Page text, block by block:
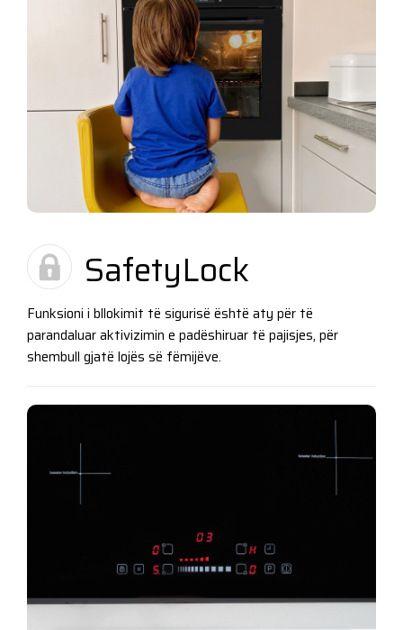
SafetyLock
Funksioni i bllokimit të sigurisë është aty për të
parandaluar aktivizimin e padëshiruar të pajisjes, për
shembull gjatë lojës së fëmijëve.